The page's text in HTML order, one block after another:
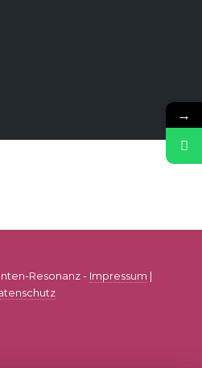
Resonanz - Impressum |
→